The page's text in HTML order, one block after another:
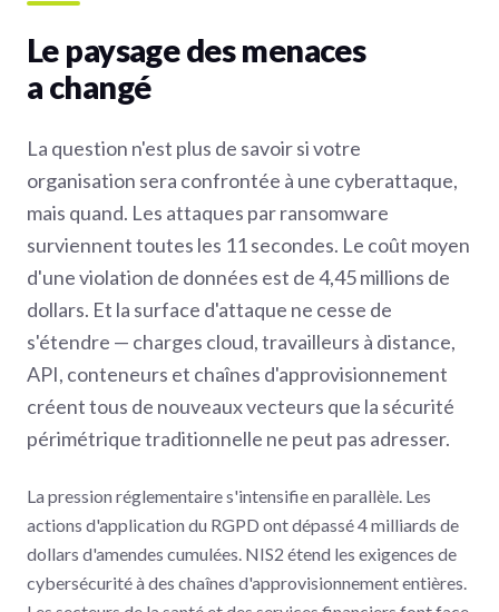
Le paysage des menaces
a changé
La question n'est plus de savoir si votre
organisation sera confrontée à une cyberattaque,
mais quand. Les attaques par ransomware
surviennent toutes les 11 secondes. Le coût moyen
d'une violation de données est de 4,45 millions de
dollars. Et la surface d'attaque ne cesse de
s'étendre — charges cloud, travailleurs à distance,
API, conteneurs et chaînes d'approvisionnement
créent tous de nouveaux vecteurs que la sécurité
périmétrique traditionnelle ne peut pas adresser.
La pression réglementaire s'intensifie en parallèle. Les
actions d'application du RGPD ont dépassé 4 milliards de
dollars d'amendes cumulées. NIS2 étend les exigences de
cybersécurité à des chaînes d'approvisionnement entières.